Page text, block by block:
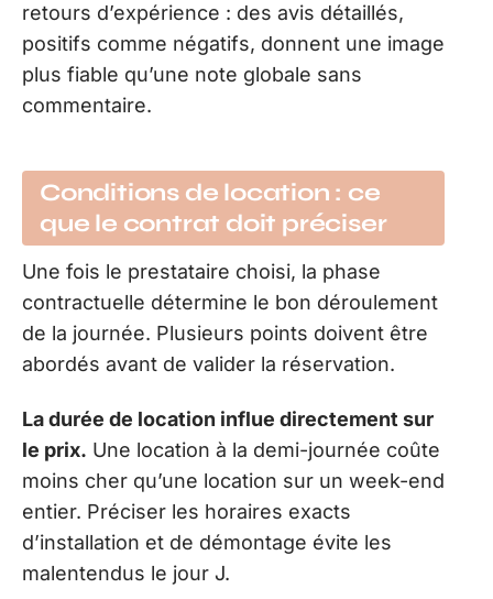
retours d’expérience : des avis détaillés,
positifs comme négatifs, donnent une image
plus fiable qu’une note globale sans
commentaire.
Conditions de location : ce
que le contrat doit préciser
Une fois le prestataire choisi, la phase
contractuelle détermine le bon déroulement
de la journée. Plusieurs points doivent être
abordés avant de valider la réservation.
La durée de location influe directement sur
le prix. Une location à la demi-journée coûte
moins cher qu’une location sur un week-end
entier. Préciser les horaires exacts
d’installation et de démontage évite les
malentendus le jour J.